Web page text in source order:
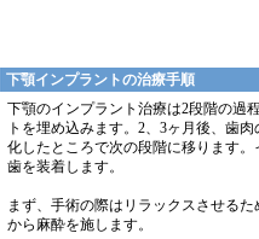
下顎インプラントの治療手順
下顎のインプラント治療は2段階の過
トを埋め込みます。2、3ヶ月後、歯
化したところで次の段階に移ります
歯を装着します。
まず、手術の際はリラックスさせる
から麻酔を施します。